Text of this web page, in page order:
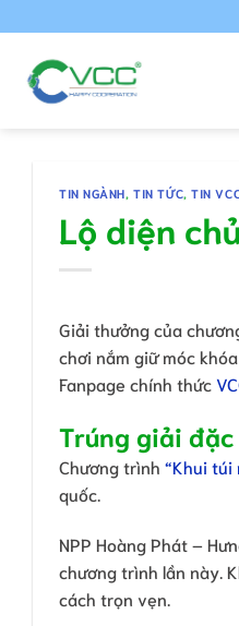
đến
dung
TIN NGÀNH,TIN TỨC,TIN
Lộ diện
Giải thưởng của
chơi nắm giữ móc
Fanpage chính thức
Trúng giải
Chương trình “Khui túi
quốc.
NPP Hoàng Phát –
chương trình lần này.
cách trọn vẹn.